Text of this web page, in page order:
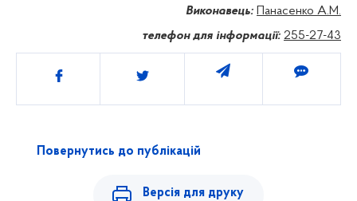
Виконавець: Панасенко А.М.
телефон для інформації: 255-27-43
Поділитись
Повернутись до публікацій
Версія для друку